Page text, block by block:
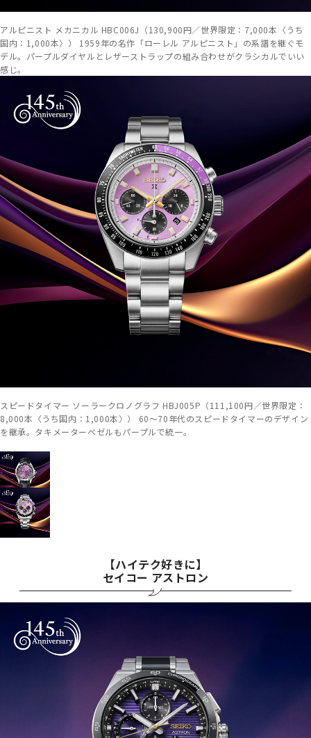
アルピニスト メカニカル HBC006J（130,900円／世界限定：7,000本〈うち
国内：1,000本〉） 1959年の名作「ローレル アルピニスト」の系譜を継ぐモ
デル。パープルダイヤルとレザーストラップの組み合わせがクラシカルでいい
感じ。
スピードタイマー ソーラークロノグラフ HBJ005P（111,100円／世界限定：
8,000本〈うち国内：1,000本〉） 60～70年代のスピードタイマーのデザイン
を継承。タキメーターベゼルもパープルで統一。
【ハイテク好きに】
セイコー アストロン